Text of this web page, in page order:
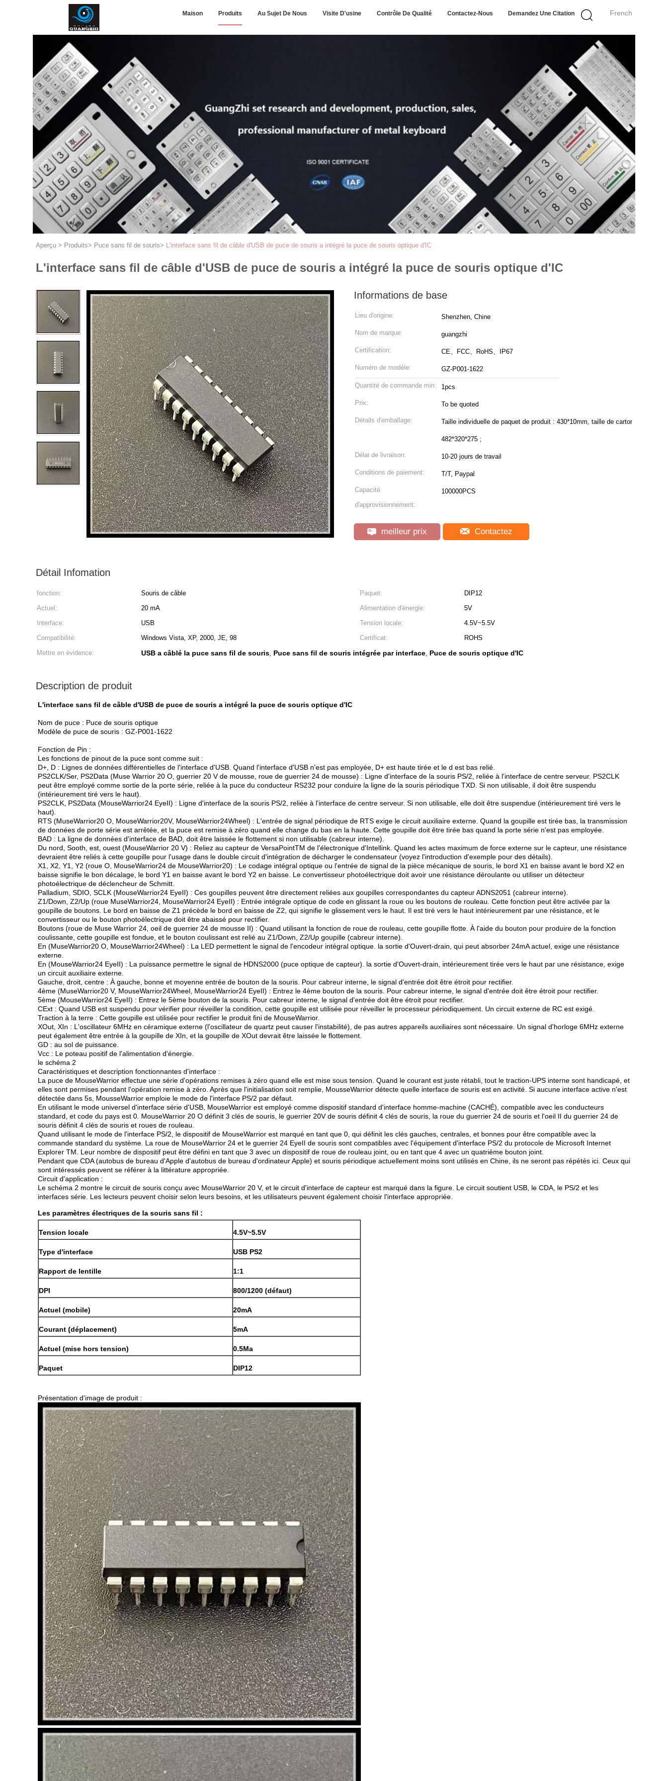
French
Maison Produits Au Sujet De Nous Visite D'usine Contrôle De Qualité Contactez-Nous Demandez Une Citation
Aperçu > Produits> Puce sans fil de souris> L'interface sans fil de câble d'USB de puce de souris a intégré la puce de souris optique d'IC
L'interface sans fil de câble d'USB de puce de souris a intégré la puce de souris optique d'IC
Informations de base
Lieu d'origine: Shenzhen, Chine
Nom de marque: guangzhi
Certification: CE、FCC、RoHS、IP67
Numéro de modèle: GZ-P001-1622
Quantité de commande min: 1pcs
Prix: To be quoted
Détails d'emballage: Taille individuelle de paquet de produit : 430*10mm, taille de carton :
482*320*275 ;
Délai de livraison: 10-20 jours de travail
Conditions de paiement: T/T, Paypal
Capacité
d'approvisionnement:
100000PCS
meilleur prix Contactez
Détail Infomation
fonction: Souris de câble Paquet:
DIP12
Actuel:
20 mA Alimentation d'énergie:
5V
Interface:
USB Tension locale:
4.5V~5.5V
Compatibilité:
Windows Vista, XP, 2000, JE, 98 Certificat:
ROHS
Mettre en évidence:
USB a câblé la puce sans fil de souris, Puce sans fil de souris intégrée par interface, Puce de souris optique d'IC
Description de produit
L'interface sans fil de câble d'USB de puce de souris a intégré la puce de souris optique d'IC
Nom de puce : Puce de souris optique
Modèle de puce de souris : GZ-P001-1622
Fonction de Pin :
Les fonctions de pinout de la puce sont comme suit :
D+, D : Lignes de données différentielles de l'interface d'USB. Quand l'interface d'USB n'est pas employée, D+ est haute tirée et le d est bas relié.
PS2CLK/Ser, PS2Data (Muse Warrior 20 O, guerrier 20 V de mousse, roue de guerrier 24 de mousse) : Ligne d'interface de la souris PS/2, reliée à l'interface de centre serveur. PS2CLK
peut être employé comme sortie de la porte série, reliée à la puce du conducteur RS232 pour conduire la ligne de la souris périodique TXD. Si non utilisable, il doit être suspendu
(intérieurement tiré vers le haut).
PS2CLK, PS2Data (MouseWarrior24 EyeII) : Ligne d'interface de la souris PS/2, reliée à l'interface de centre serveur. Si non utilisable, elle doit être suspendue (intérieurement tiré vers le
haut).
RTS (MuseWarrior20 O, MouseWarrior20V, MouseWarrior24Wheel) : L'entrée de signal périodique de RTS exige le circuit auxiliaire externe. Quand la goupille est tirée bas, la transmission
de données de porte série est arrêtée, et la puce est remise à zéro quand elle change du bas en la haute. Cette goupille doit être tirée bas quand la porte série n'est pas employée.
BAD : La ligne de données d'interface de BAD, doit être laissée le flottement si non utilisable (cabreur interne).
Du nord, Sooth, est, ouest (MouseWarrior 20 V) : Reliez au capteur de VersaPointTM de l'électronique d'Intellink. Quand les actes maximum de force externe sur le capteur, une résistance
devraient être reliés à cette goupille pour l'usage dans le double circuit d'intégration de décharger le condensateur (voyez l'introduction d'exemple pour des détails).
X1, X2, Y1, Y2 (roue O, MouseWarrior24 de MouseWarrior20) : Le codage intégral optique ou l'entrée de signal de la pièce mécanique de souris, le bord X1 en baisse avant le bord X2 en
baisse signifie le bon décalage, le bord Y1 en baisse avant le bord Y2 en baisse. Le convertisseur photoélectrique doit avoir une résistance déroulante ou utiliser un détecteur
photoélectrique de déclencheur de Schmitt.
Palladium, SDIO, SCLK (MouseWarrior24 EyeII) : Ces goupilles peuvent être directement reliées aux goupilles correspondantes du capteur ADNS2051 (cabreur interne).
Z1/Down, Z2/Up (roue MuseWarrior24, MouseWarrior24 EyeII) : Entrée intégrale optique de code en glissant la roue ou les boutons de rouleau. Cette fonction peut être activée par la
goupille de boutons. Le bord en baisse de Z1 précède le bord en baisse de Z2, qui signifie le glissement vers le haut. Il est tiré vers le haut intérieurement par une résistance, et le
convertisseur ou le bouton photoélectrique doit être abaissé pour rectifier.
Boutons (roue de Muse Warrior 24, oeil de guerrier 24 de mousse II) : Quand utilisant la fonction de roue de rouleau, cette goupille flotte. À l'aide du bouton pour produire de la fonction
coulissante, cette goupille est fondue, et le bouton coulissant est relié au Z1/Down, Z2/Up goupille (cabreur interne).
En (MuseWarrior20 O, MouseWarrior24Wheel) : La LED permettent le signal de l'encodeur intégral optique. la sortie d'Ouvert-drain, qui peut absorber 24mA actuel, exige une résistance
externe.
En (MouseWarrior24 EyeII) : La puissance permettre le signal de HDNS2000 (puce optique de capteur). la sortie d'Ouvert-drain, intérieurement tirée vers le haut par une résistance, exige
un circuit auxiliaire externe.
Gauche, droit, centre : À gauche, bonne et moyenne entrée de bouton de la souris. Pour cabreur interne, le signal d'entrée doit être étroit pour rectifier.
4ème (MuseWarrior20 V, MouseWarrior24Wheel, MouseWarrior24 EyeII) : Entrez le 4ème bouton de la souris. Pour cabreur interne, le signal d'entrée doit être étroit pour rectifier.
5ème (MouseWarrior24 EyeII) : Entrez le 5ème bouton de la souris. Pour cabreur interne, le signal d'entrée doit être étroit pour rectifier.
CExt : Quand USB est suspendu pour vérifier pour réveiller la condition, cette goupille est utilisée pour réveiller le processeur périodiquement. Un circuit externe de RC est exigé.
Traction à la terre : Cette goupille est utilisée pour rectifier le produit fini de MouseWarrior.
XOut, XIn : L'oscillateur 6MHz en céramique externe (l'oscillateur de quartz peut causer l'instabilité), de pas autres appareils auxiliaires sont nécessaire. Un signal d'horloge 6MHz externe
peut également être entrée à la goupille de XIn, et la goupille de XOut devrait être laissée le flottement.
GD : au sol de puissance.
Vcc : Le poteau positif de l'alimentation d'énergie.
le schéma 2
Caractéristiques et description fonctionnantes d'interface :
La puce de MouseWarrior effectue une série d'opérations remises à zéro quand elle est mise sous tension. Quand le courant est juste rétabli, tout le traction-UPS interne sont handicapé, et
elles sont permises pendant l'opération remise à zéro. Après que l'initialisation soit remplie, MousseWarrior détecte quelle interface de souris est en activité. Si aucune interface active n'est
détectée dans 5s, MousseWarrior emploie le mode de l'interface PS/2 par défaut.
En utilisant le mode universel d'interface série d'USB, MouseWarrior est employé comme dispositif standard d'interface homme-machine (CACHÉ), compatible avec les conducteurs
standard, et code du pays est 0. MouseWarrior 20 O définit 3 clés de souris, le guerrier 20V de souris définit 4 clés de souris, la roue du guerrier 24 de souris et l'oeil II du guerrier 24 de
souris définit 4 clés de souris et roues de rouleau.
Quand utilisant le mode de l'interface PS/2, le dispositif de MouseWarrior est marqué en tant que 0, qui définit les clés gauches, centrales, et bonnes pour être compatible avec la
commande standard du système. La roue de MouseWarrior 24 et le guerrier 24 EyeII de souris sont compatibles avec l'équipement d'interface PS/2 du protocole de Microsoft Internet
Explorer TM. Leur nombre de dispositif peut être défini en tant que 3 avec un dispositif de roue de rouleau joint, ou en tant que 4 avec un quatrième bouton joint.
Pendant que CDA (autobus de bureau d'Apple d'autobus de bureau d'ordinateur Apple) et souris périodique actuellement moins sont utilisés en Chine, ils ne seront pas répétés ici. Ceux qui
sont intéressés peuvent se référer à la littérature appropriée.
Circuit d'application :
Le schéma 2 montre le circuit de souris conçu avec MouseWarrior 20 V, et le circuit d'interface de capteur est marqué dans la figure. Le circuit soutient USB, le CDA, le PS/2 et les
interfaces série. Les lecteurs peuvent choisir selon leurs besoins, et les utilisateurs peuvent également choisir l'interface appropriée.
Les paramètres électriques de la souris sans fil :
Tension locale 4.5V~5.5V
Type d'interface USB PS2
Rapport de lentille 1:1
DPI 800/1200 (défaut)
Actuel (mobile) 20mA
Courant (déplacement) 5mA
Actuel (mise hors tension) 0.5Ma
Paquet DIP12
Présentation d'image de produit :